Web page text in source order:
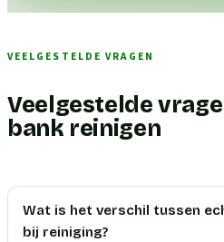
VEELGESTELDE VRAGEN
Veelgestelde
bank reinigen
Wat is het verschil tussen
bij reiniging?